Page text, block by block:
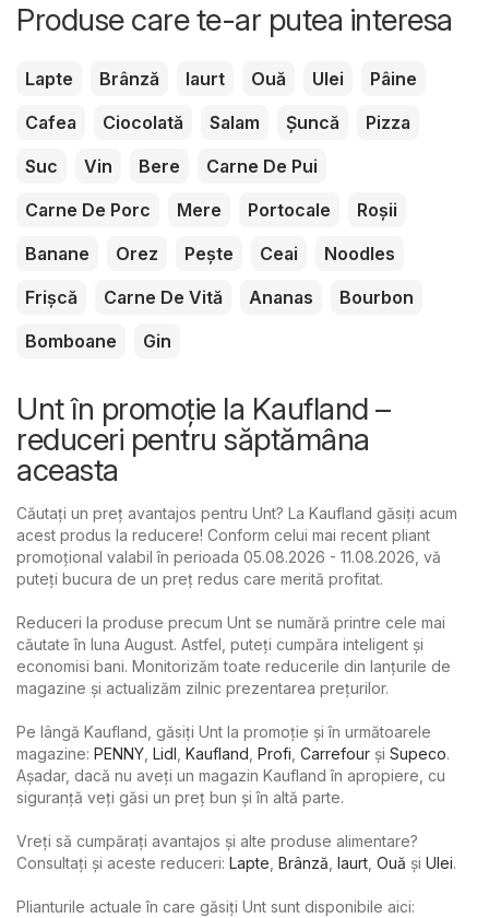
Produse care te-ar putea interesa
Lapte Brânză Iaurt Ouă Ulei
Pâine
Cafea
Ciocolată Salam Șuncă
Pizza
Suc
Vin Bere
Carne De Pui
Carne De Porc
Mere Portocale
Roșii
Banane
Orez Pește Ceai
Noodles
Frișcă
Carne De Vită Ananas
Bourbon
Bomboane
Gin
Unt în promoție la Kaufland –
reduceri pentru săptămâna
aceasta
Căutați un preț avantajos pentru Unt? La Kaufland găsiți acum
acest produs la reducere! Conform celui mai recent pliant
promoțional valabil în perioada 05.08.2026 - 11.08.2026, vă
puteți bucura de un preț redus care merită profitat.
Reduceri la produse precum Unt se numără printre cele mai
căutate în luna August. Astfel, puteți cumpăra inteligent și
economisi bani. Monitorizăm toate reducerile din lanțurile de
magazine și actualizăm zilnic prezentarea prețurilor.
Pe lângă Kaufland, găsiți Unt la promoție și în următoarele
magazine: PENNY Lidl Kaufland Profi Carrefour şi Supeco.
Așadar, dacă nu aveți un magazin Kaufland în apropiere, cu
siguranță veți găsi un preț bun și în altă parte.
Vreți să cumpărați avantajos și alte produse alimentare?
Consultați și aceste reduceri: Lapte Brânză Iaurt Ouă şi Ulei.
Plianturile actuale în care găsiți Unt sunt disponibile aici: